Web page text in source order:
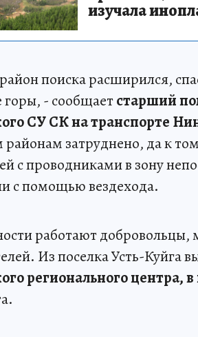
изучала
поиска расширился,
горы, - сообщаетстарший
СУ СК на транспорте
затруднено, да к
с проводниками в зону
с помощью вездехода.
работают добровольцы,
Из поселка Усть-Куйга
регионального центра,